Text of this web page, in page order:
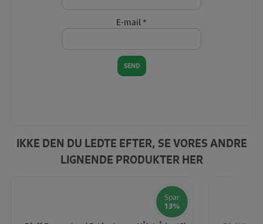
E-mail *
IKKE DEN DU LEDTE EFTER, SE VORES ANDRE
LIGNENDE PRODUKTER HER
Spar
13%